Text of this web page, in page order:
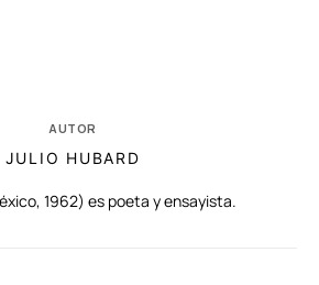
AUTOR
JULIO HUBARD
1962) es poeta y ensayista.